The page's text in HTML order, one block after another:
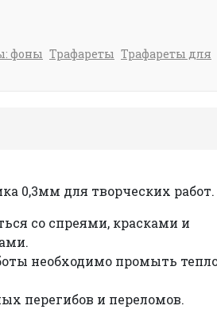
фоны Трафареты Трафареты для
0,3мм для творческих работ.
со спреями, красками и
необходимо промыть
перегибов и переломов.